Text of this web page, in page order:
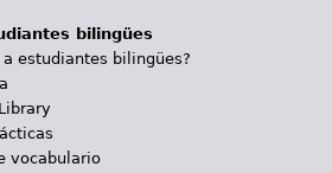
bilingües
estudiantes bilingües?
vocabulario